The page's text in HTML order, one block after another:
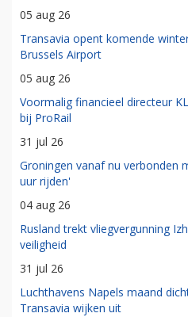
05 aug 26
Transavia opent komende
Brussels Airport
05 aug 26
Voormalig financieel directeur
bij ProRail
31 jul 26
Groningen vanaf nu verbonden
uur rijden'
04 aug 26
Rusland trekt vliegvergunning
veiligheid
31 jul 26
Luchthavens Napels maand
Transavia wijken uit